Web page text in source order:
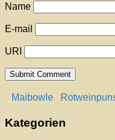
Name
E-mail
URI
Maibowle
Kategorien